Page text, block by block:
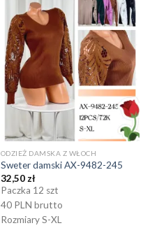
ODZIEŻ DAMSKA Z WŁOCH
Sweter damski AX-9482-245
32,50 zł
Paczka 12 szt
40 PLN brutto
Rozmiary S-XL